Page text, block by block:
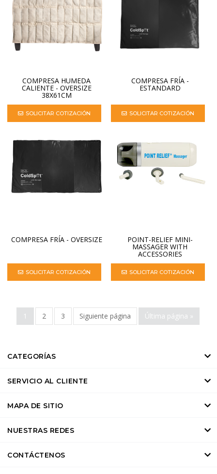
COMPRESA HUMEDA
CALIENTE - OVERSIZE
38X61CM
SOLICITAR COTIZACIÓN
COMPRESA FRÍA -
ESTANDARD
SOLICITAR COTIZACIÓN
COMPRESA FRÍA - OVERSIZE
SOLICITAR COTIZACIÓN
POINT-RELIEF MINI-
MASSAGER WITH
ACCESSORIES
SOLICITAR COTIZACIÓN
1 2 3 Siguiente página Última página »
CATEGORÍAS
SERVICIO AL CLIENTE
MAPA DE SITIO
NUESTRAS REDES
CONTÁCTENOS